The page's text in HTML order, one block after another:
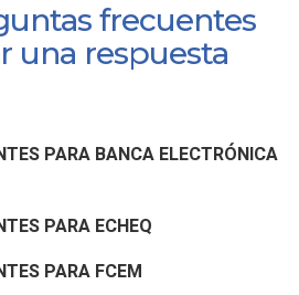
frecuentes
una respuesta
PARA BANCA ELECTRÓNICA
PARA ECHEQ
PARA FCEM